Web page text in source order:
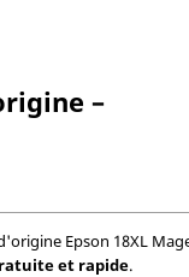
–
Epson 18XL
et rapide.